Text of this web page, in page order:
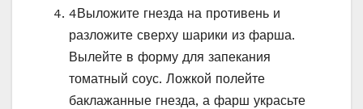
4Выложите гнезда на противень и
разложите сверху шарики из фарша.
Вылейте в форму для запекания
томатный соус. Ложкой полейте
баклажанные гнезда, а фарш украсьте